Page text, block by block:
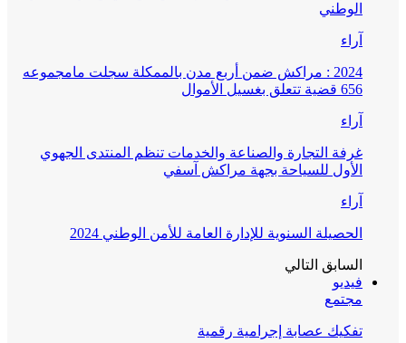
الوطني
آراء
2024 : مراكش ضمن أربع مدن بالممكلة سجلت مامجموعه
656 قضية تتعلق بغسيل الأموال
آراء
غرفة التجارة والصناعة والخدمات تنظم المنتدى الجهوي
الأول للسياحة بجهة مراكش آسفي
آراء
الحصيلة السنوية للإدارة العامة للأمن الوطني 2024
السابق التالي
فيديو
مجتمع
تفكيك عصابة إجرامية رقمية